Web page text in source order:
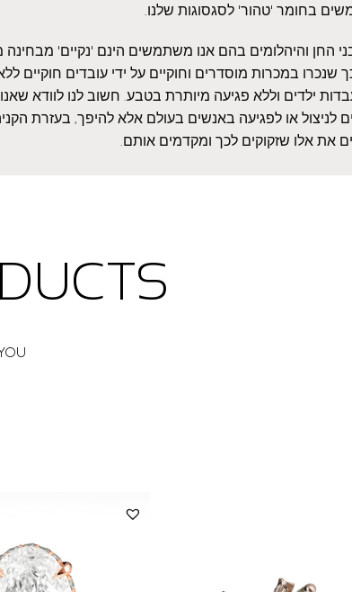
בחומר 'טהור' לסגסוגות שלנו.
החן והיהלומים בהם אנו משתמשים הינם 'נקיים' מבחינה
שנכרו במכרות מוסדרים וחוקיים על ידי עובדים חוקיים
ילדים וללא פגיעה מיותרת בטבע. חשוב לנו לוודא
לניצול או לפגיעה באנשים בעולם אלא להיפך, בעזרת
את אלו שזקוקים לכך ומקדמים אותם.